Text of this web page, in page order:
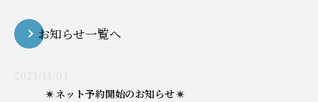
お知らせ一覧へ
ネット予約開始のお知らせ